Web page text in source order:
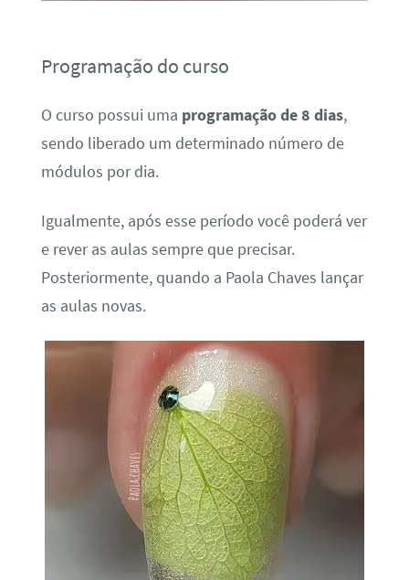
Programação do curso
O curso possui uma programação de 8 dias,
sendo liberado um determinado número de
módulos por dia.
Igualmente, após esse período você poderá ver
e rever as aulas sempre que precisar.
Posteriormente, quando a Paola Chaves lançar
as aulas novas.